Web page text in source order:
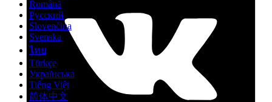
Română
Русский
Slovenčina
Svenska
ไทย
Türkçe
Українська
Tiếng Việt
简体中文